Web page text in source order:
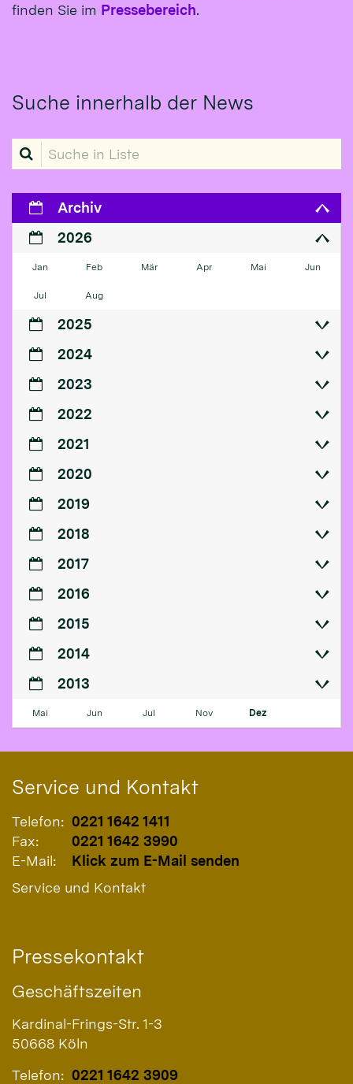
finden Sie im Pressebereich.
Suche innerhalb der News
Suche in Liste
Archiv
2026
Jan Feb Mär Apr Mai Jun
Jul Aug
2025
2024
2023
2022
2021
2020
2019
2018
2017
2016
2015
2014
2013
Mai Jun Jul Nov Dez
Service und Kontakt
Telefon: 0221 1642 1411
Fax:
0221 1642 3990
E-Mail:
Klick zum E-Mail senden
Service und Kontakt
Pressekontakt
Geschäftszeiten
Kardinal-Frings-Str. 1-3
50668 Köln
Telefon: 0221 1642 3909